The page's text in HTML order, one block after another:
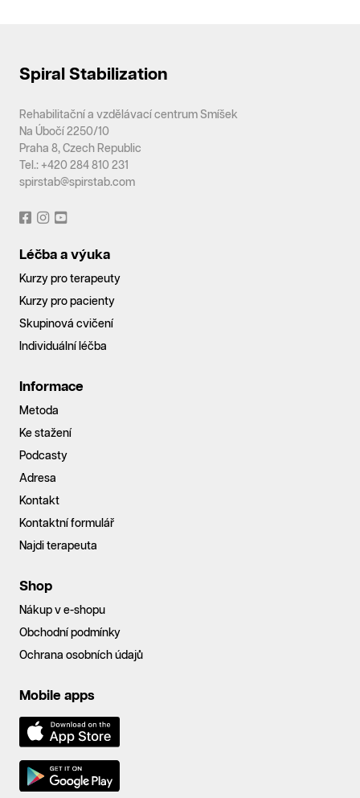
Spiral Stabilization
Rehabilitační a vzdělávací centrum Smíšek
Na Úbočí 2250/10
Praha 8, Czech Republic
Tel.: +420 284 810 231
spirstab@spirstab.com
Léčba a výuka
Kurzy pro terapeuty
Kurzy pro pacienty
Skupinová cvičení
Individuální léčba
Informace
Metoda
Ke stažení
Podcasty
Adresa
Kontakt
Kontaktní formulář
Najdi terapeuta
Shop
Nákup v e-shopu
Obchodní podmínky
Ochrana osobních údajů
Mobile apps